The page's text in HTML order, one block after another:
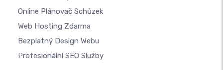
Online Plánovač Schůzek
Web Hosting Zdarma
Bezplatný Design Webu
Profesionální SEO Služby